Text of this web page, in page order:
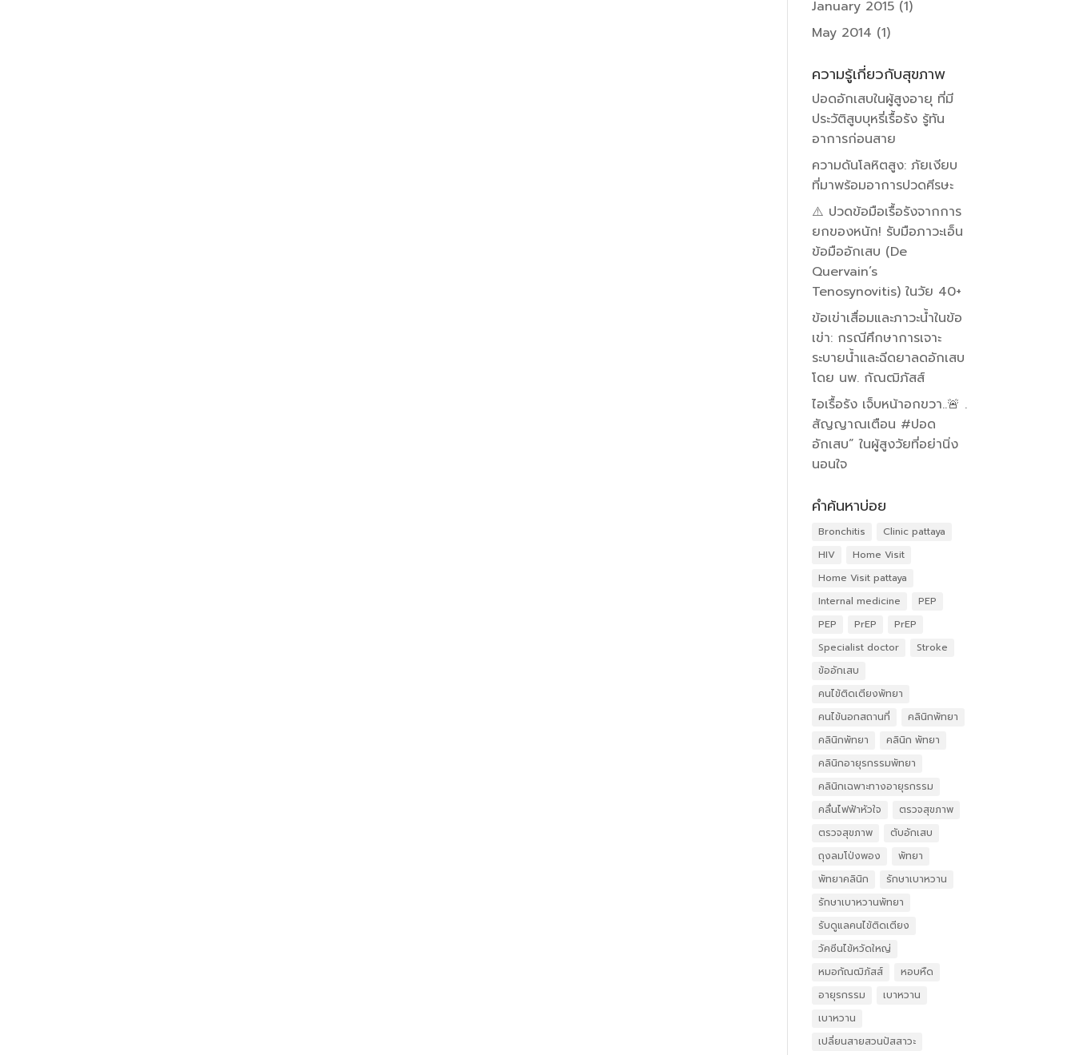
January 2015 (1)
May 2014 (1)
ความรู้เกี่ยวกับสุขภาพ
ปอดอักเสบในผู้สูงอายุ ที่มี
ประวัติสูบบุหรี่เรื้อรัง รู้ทัน
อาการก่อนสาย
ความดันโลหิตสูง: ภัยเงียบ
ที่มาพร้อมอาการปวดศีรษะ
⚠️ ปวดข้อมือเรื้อรังจากการ
ยกของหนัก! รับมือภาวะเอ็น
ข้อมืออักเสบ (De
Quervain’s
Tenosynovitis) ในวัย 40+
ข้อเข่าเสื่อมและภาวะน้ำในข้อ
เข่า: กรณีศึกษาการเจาะ
ระบายน้ำและฉีดยาลดอักเสบ
โดย นพ. กัณฒิภัสส์
ไอเรื้อรัง เจ็บหน้าอกขวา..🚨 .
สัญญาณเตือน #ปอด
อักเสบ” ในผู้สูงวัยที่อย่านิ่ง
นอนใจ
คำค้นหาบ่อย
Bronchitis
Clinic pattaya
HIV
Home Visit
Home Visit pattaya
Internal medicine
PEP
PEP
PrEP
PrEP
Specialist doctor
Stroke
ข้ออักเสบ
คนไข้ติดเตียงพัทยา
คนไข้นอกสถานที่
คลินิกพัทยา
คลินิกพัทยา
คลินิก พัทยา
คลินิกอายุรกรรมพัทยา
คลินิกเฉพาะทางอายุรกรรม
คลื่นไฟฟ้าหัวใจ
ตรวจสุขภาพ
ตรวจสุขภาพ
ตับอักเสบ
ถุงลมโป่งพอง
พัทยา
พัทยาคลินิก
รักษาเบาหวาน
รักษาเบาหวานพัทยา
รับดูแลคนไข้ติดเตียง
วัคซีนไข้หวัดใหญ่
หมอกัณฒิภัสส์
หอบหืด
อายุรกรรม
เบาหวาน
เบาหวาน
เปลี่ยนสายสวนปัสสาวะ